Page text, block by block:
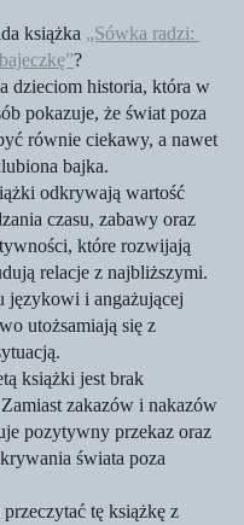
książka „Sówka radzi:
?
dzieciom historia, która w
pokazuje, że świat poza
równie ciekawy, a nawet
bajka.
odkrywają wartość
czasu, zabawy oraz
które rozwijają
relacje z najbliższymi.
językowi i angażującej
utożsamiają się z
książki jest brak
zakazów i nakazów
pozytywny przekaz oraz
świata poza
tę książkę z